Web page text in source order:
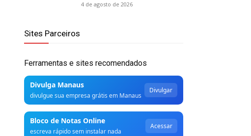
4 de agosto de 2026
Sites Parceiros
Ferramentas e sites recomendados
Divulga Manaus
divulgue sua empresa grátis em Manaus
Divulgar
Bloco de Notas Online
escreva rápido sem instalar nada
Acessar